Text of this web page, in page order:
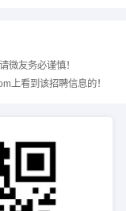
微友务必谨慎！
上看到该招聘信息的！